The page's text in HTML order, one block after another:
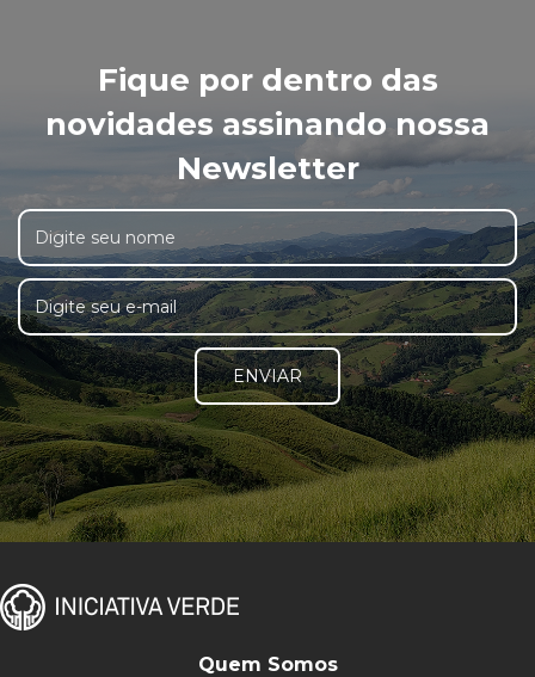
Fique por dentro das
novidades assinando nossa
Newsletter
ENVIAR
Quem Somos